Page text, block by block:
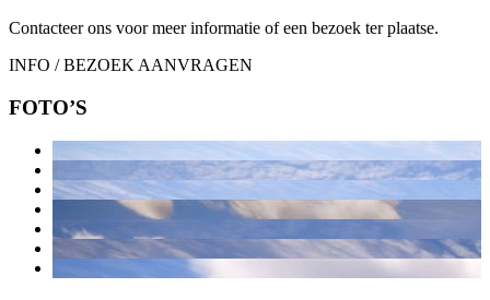
Contacteer ons voor meer informatie of een bezoek ter plaatse.
INFO / BEZOEK AANVRAGEN
FOTO’S